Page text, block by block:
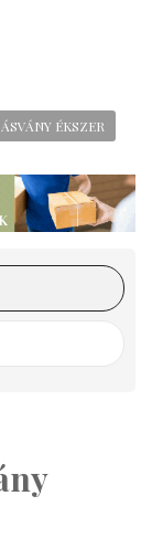
ÁSVÁNY ÉKSZER